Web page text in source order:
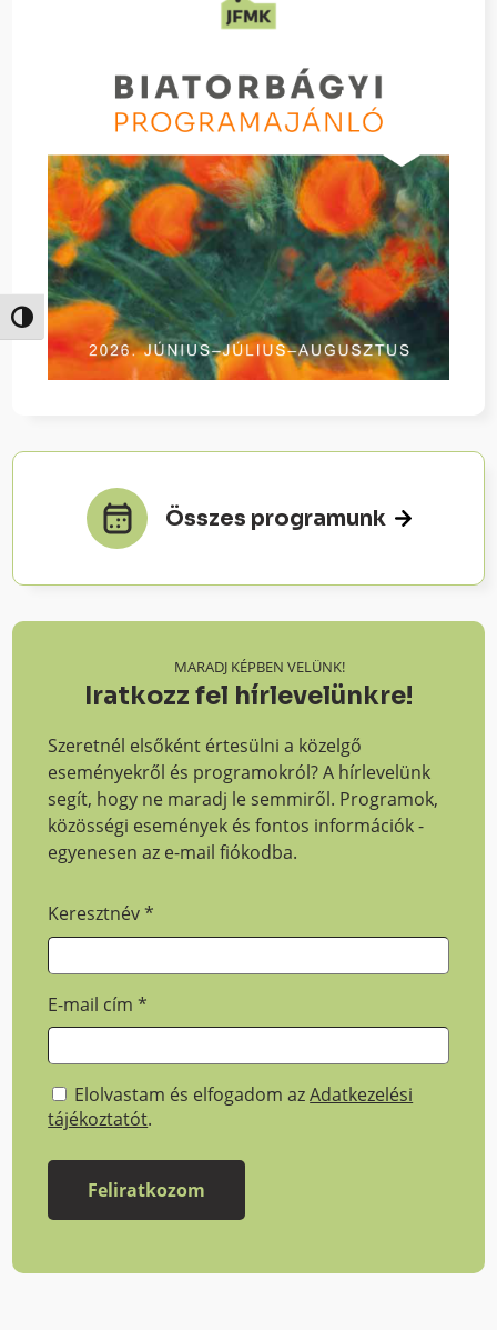
Nagy kontraszt váltása
Összes programunk
MARADJ KÉPBEN VELÜNK!
Iratkozz fel hírlevelünkre!
Szeretnél elsőként értesülni a közelgő
eseményekről és programokról? A hírlevelünk
segít, hogy ne maradj le semmiről. Programok,
közösségi események és fontos információk -
egyenesen az e-mail fiókodba.
Keresztnév*
E-mail cím*
Elolvastam és elfogadom azAdatkezelési
tájékoztatót.